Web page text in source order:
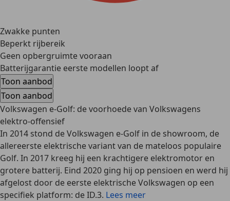
Zwakke punten
Beperkt rijbereik
Geen opbergruimte vooraan
Batterijgarantie eerste modellen loopt af
Toon aanbod
Toon aanbod
Volkswagen e-Golf: de voorhoede van Volkswagens
elektro-offensief
In 2014 stond de Volkswagen e-Golf in de showroom, de
allereerste elektrische variant van de mateloos populaire
Golf. In 2017 kreeg hij een krachtigere elektromotor en
grotere batterij. Eind 2020 ging hij op pensioen en werd hij
afgelost door de eerste elektrische Volkswagen op een
specifiek platform: de ID.3. Lees meer